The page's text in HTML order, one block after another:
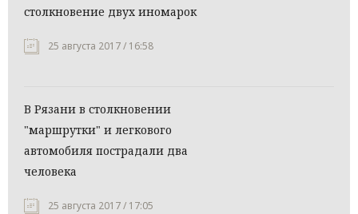
столкновение двух иномарок
25 августа 2017 / 16:58
В Рязани в столкновении
"маршрутки" и легкового
автомобиля пострадали два
человека
25 августа 2017 / 17:05